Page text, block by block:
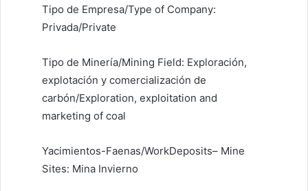
Tipo de Empresa/Type of Company:
Privada/Private
Tipo de Minería/Mining Field: Exploración,
explotación y comercialización de
carbón/Exploration, exploitation and
marketing of coal
Yacimientos-Faenas/WorkDeposits– Mine
Sites: Mina Invierno